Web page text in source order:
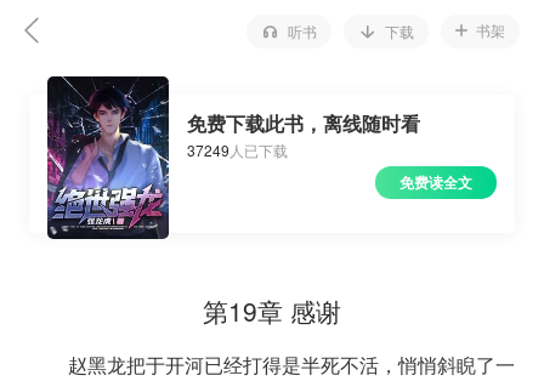
听书 下载 书架
免费下载此书，离线随时看
37249 人已下载
免费读全文
第19章 感谢
赵黑龙把于开河已经打得是半死不活，悄悄斜睨了一